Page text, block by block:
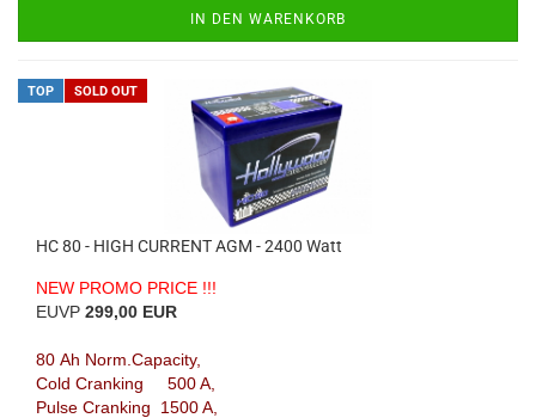
IN DEN WARENKORB
TOP SOLD OUT
HC 80 - HIGH CURRENT AGM - 2400 Watt
NEW PROMO PRICE !!!
EUVP 299,00 EUR
80 Ah Norm.Capacity,
Cold Cranking 500 A,
Pulse Cranking 1500 A,